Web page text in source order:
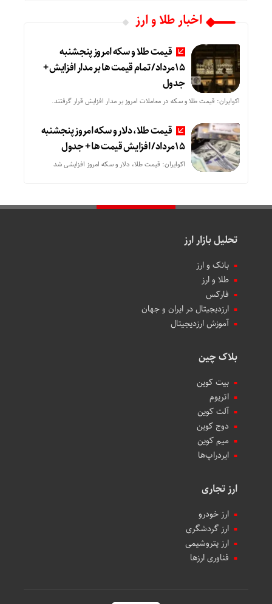
اخبار طلا و ارز
قیمت طلا و سکه امروز پنجشنبه
15مرداد/ تمام قیمت ها بر مدار افزایش +
جدول
اکوایران: قیمت طلا و سکه در معاملات امروز بر مدار افزایش قرار گرفتند.
قیمت طلا، دلار و سکه امروز پنجشنبه
15مرداد/ افزایش قیمت ها + جدول
اکوایران: قیمت طلا، دلار و سکه امروز افزایشی شد
تحلیل بازار ارز
بانک و ارز
طلا و ارز
فارکس
ارزدیجیتال در ایران و جهان
آموزش ارزدیجیتال
بلاک چین
بیت کوین
اتریوم
آلت کوین
دوج کوین
میم کوین‌
ایردراپ‌ها
ارز تجاری
ارز خودرو
ارز گردشگری
ارز پتروشیمی
فناوری ارزها